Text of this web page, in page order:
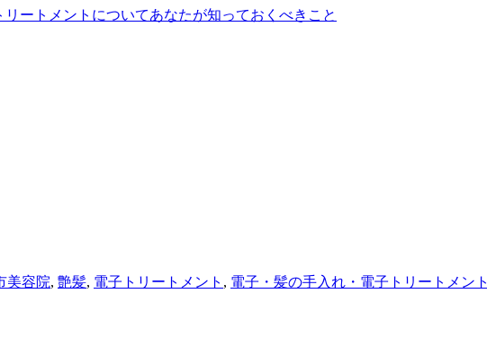
リートメントについてあなたが知っておくべきこと
美容院, 艶髪, 電子トリートメント , 電子・髪の手入れ・電子トリートメント